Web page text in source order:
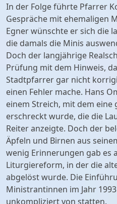
In der Folge führte Pfarrer
Gespräche mit ehemaligen
Egner wünschte er sich die
die damals die Minis
Doch der langjährige
Prüfung mit dem Hinweis,
Stadtpfarrer gar nicht
einen Fehler mache. Hans
einem Streich, mit dem
erschreckt wurde, die die
Reiter anzeigte. Doch der
Äpfeln und Birnen aus
wenig Erinnerungen gab es
Liturgiereform, in der die
abgelöst wurde. Die
Ministrantinnen im Jahr
unkompliziert von statten.